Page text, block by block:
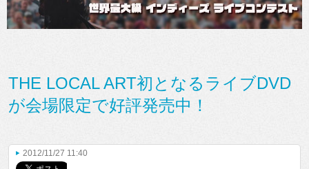
THE LOCAL ART初となるライブDVD
が会場限定で好評発売中！
2012/11/27 11:40